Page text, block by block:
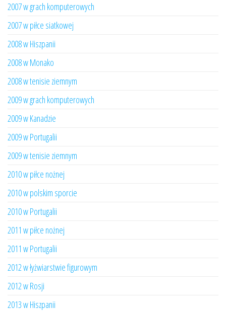
2007 w grach komputerowych
2007 w piłce siatkowej
2008 w Hiszpanii
2008 w Monako
2008 w tenisie ziemnym
2009 w grach komputerowych
2009 w Kanadzie
2009 w Portugalii
2009 w tenisie ziemnym
2010 w piłce nożnej
2010 w polskim sporcie
2010 w Portugalii
2011 w piłce nożnej
2011 w Portugalii
2012 w łyżwiarstwie figurowym
2012 w Rosji
2013 w Hiszpanii